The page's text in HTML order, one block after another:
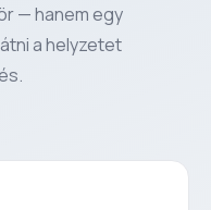
— hanem egy
a helyzetet